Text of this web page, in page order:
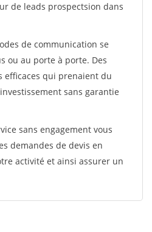
de leads prospectsion dans
de communication se
ou au porte à porte. Des
efficaces qui prenaient du
sans garantie
sans engagement vous
demandes de devis en
activité et ainsi assurer un